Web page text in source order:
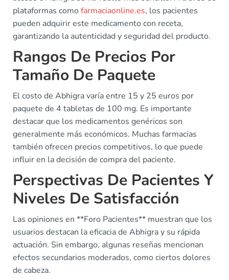
plataformas comofarmaciaonline.es, los pacientes
pueden adquirir este medicamento con receta,
garantizando la autenticidad y seguridad del producto.
Rangos De Precios Por
Tamaño De Paquete
El costo de Abhigra varía entre 15 y 25 euros por
paquete de 4 tabletas de 100 mg. Es importante
destacar que los medicamentos genéricos son
generalmente más económicos. Muchas farmacias
también ofrecen precios competitivos, lo que puede
influir en la decisión de compra del paciente.
Perspectivas De Pacientes Y
Niveles De Satisfacción
Las opiniones en **Foro Pacientes** muestran que los
usuarios destacan la eficacia de Abhigra y su rápida
actuación. Sin embargo, algunas reseñas mencionan
efectos secundarios moderados, como ciertos dolores
de cabeza.